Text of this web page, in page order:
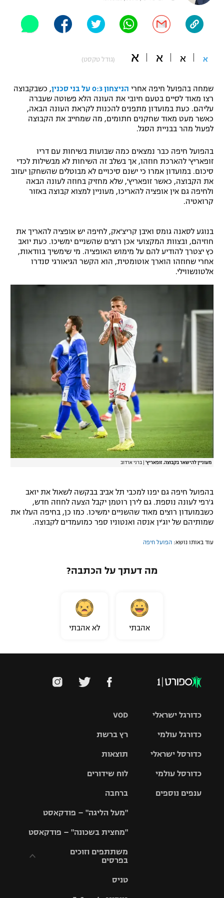
"מחצית בשכונה" – פודקאסט
תקנון עבור פעילות אלקטרה
תקנון עבור פעילות ספורט 1 – "מרלן"
גיימינג E-Sports
תנאי שימוש
מדיניות פרטיות
רשיון להקרנה פומבית לבית עסק
הצטרפות לחבילת הערוצים
לוח דרושים – ג'ובנט
תגיות
אופניים
פוטבול אמריקאי NFL
בייסבול MLB
אומנויות לחימה
גיימינג E-Sports
א א א א (גודל טקסט)
שמחה בהפועל חיפה אחרי הניצחון 0:3 על בני סכנין
, כשבקבוצה
רצו מאוד לסיים בטעם חיובי את העונה הלא פשוטה שעברה
עליהם. כעת במועדון מתפנים להכנות לקראת העונה הבאה,
כאשר מעט מאוד שחקנים חתומים, מה שמחייב את הקבוצה
לפעול מהר בבניית הסגל.
בהפועל חיפה כבר נמצאים כמה שבועות בשיחות עם דריו
זופאריץ' להארכת חוזהו, אך בשלב זה השיחות לא מבשילות לכדי
סיכום. במועדון אמרו כי ישנם סיכויים לא מבוטלים שהשחקן יעזוב
את הקבוצה, כאשר זופאריץ', שלא מחזיק בחוזה לעונה הבאה
ולחיפה גם אין אופציה להאריכו, מעוניין למצוא קבוצה באזור
קרואטיה.
בנוגע לסאנה גומס ואיבן קריצ'אק, לחיפה יש אופציה להאריך את
חוזיהם, ובצוות המקצועי אכן רוצים שהשניים ימשיכו. כעת יואב
כץ יצטרך להודיע להם על מימוש האופציה. מי שימשיך בוודאות,
אחרי שחוזהו הוארך אוטומטית, הוא הקשר הגיאורגי סנדרו
אלטונשווילי.
מעוניין להישאר בקבוצה. זופאריץ' ברני ארדוב
בהפועל חיפה גם יפנו למכבי תל אביב בבקשה לשאול את יואב
ג'רפי לעונה נוספת. גם לירן רוטמן יקבל הצעה לחוזה חדש,
כשבמועדון רוצים מאוד שהשניים ימשיכו. כמו כן, בחיפה העלו את
שמותיהם של יוג'ין אנסה ואנטוניו ספר כמועמדים לקבוצה.
עוד באותו נושא: הפועל חיפה
מה דעתך על הכתבה?
אהבתי לא אהבתי
VOD
רץ ברשת
תוצאות
לוח שידורים
ברחבה
"מעל הליגה" – פודקאסט
"מחצית בשכונה" – פודקאסט
משתתפים וזוכים
בפרסים
וזוכים בפרסים
טניס
כדורגל ישראלי
גביע הטוטו
כדורגל עולמי
האלופות
ליגה
כדורסל ישראלי
סל
כדורסל עולמי
ענפים נוספים